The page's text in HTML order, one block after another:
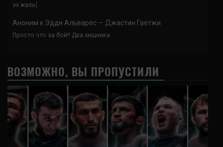
эх жаль(
Аноним к Эдди Альварес — Джастин Гаетжи
Просто что за бой!! Два хищника
ВОЗМОЖНО, ВЫ ПРОПУСТИЛИ